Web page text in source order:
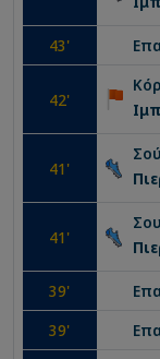
43'
42'
41 '
41 '
39'
39'